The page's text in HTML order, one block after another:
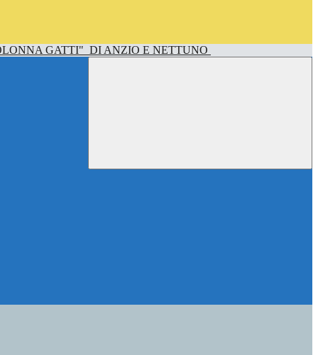
GATTI" DI ANZIO E NETTUNO